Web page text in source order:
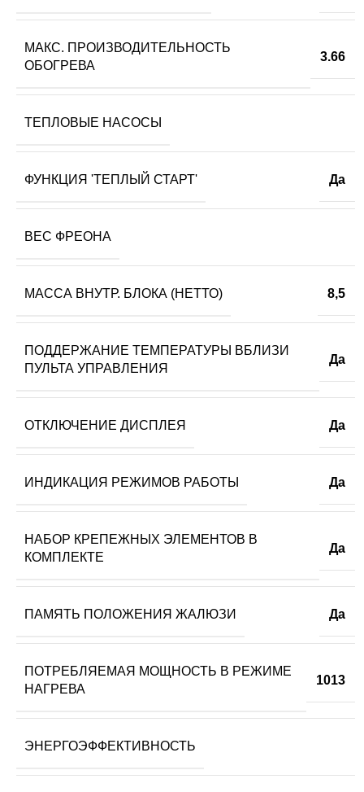
МАКС. ПРОИЗВОДИТЕЛЬНОСТЬ
ОБОГРЕВА
3.66
ТЕПЛОВЫЕ НАСОСЫ
ФУНКЦИЯ 'ТЕПЛЫЙ СТАРТ' Да
ВЕС ФРЕОНА
МАССА ВНУТР. БЛОКА (НЕТТО) 8,5
ПОДДЕРЖАНИЕ ТЕМПЕРАТУРЫ ВБЛИЗИ
ПУЛЬТА УПРАВЛЕНИЯ
Да
ОТКЛЮЧЕНИЕ ДИСПЛЕЯ Да
ИНДИКАЦИЯ РЕЖИМОВ РАБОТЫ Да
НАБОР КРЕПЕЖНЫХ ЭЛЕМЕНТОВ В
КОМПЛЕКТЕ
Да
ПАМЯТЬ ПОЛОЖЕНИЯ ЖАЛЮЗИ Да
ПОТРЕБЛЯЕМАЯ МОЩНОСТЬ В РЕЖИМЕ
НАГРЕВА
1013
ЭНЕРГОЭФФЕКТИВНОСТЬ